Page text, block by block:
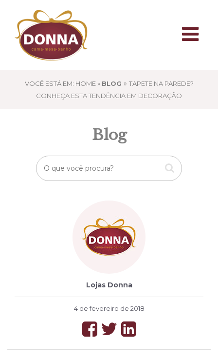
VOCÊ ESTÁ EM: HOME » BLOG » TAPETE NA PAREDE?
CONHEÇA ESTA TENDÊNCIA EM DECORAÇÃO
Blog
Lojas Donna
4 de fevereiro de 2018